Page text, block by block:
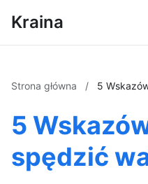
Kraina
Strona główna / 5
5
spędzić